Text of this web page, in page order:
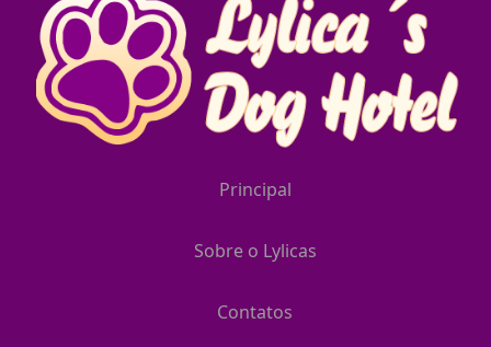
Principal
Sobre o Lylicas
Contatos